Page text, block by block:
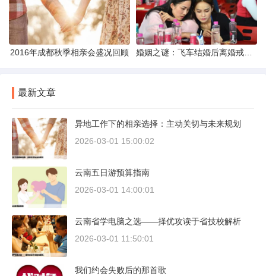
2016年成都秋季相亲会盛况回顾
最新文章
异地工作下的相亲选择：主动关切与未来规划
2026-03-01 15:00:02
云南五日游预算指南
2026-03-01 14:00:01
云南省学电脑之选——择优攻读于省技校解析
2026-03-01 11:50:01
我们约会失败后的那首歌